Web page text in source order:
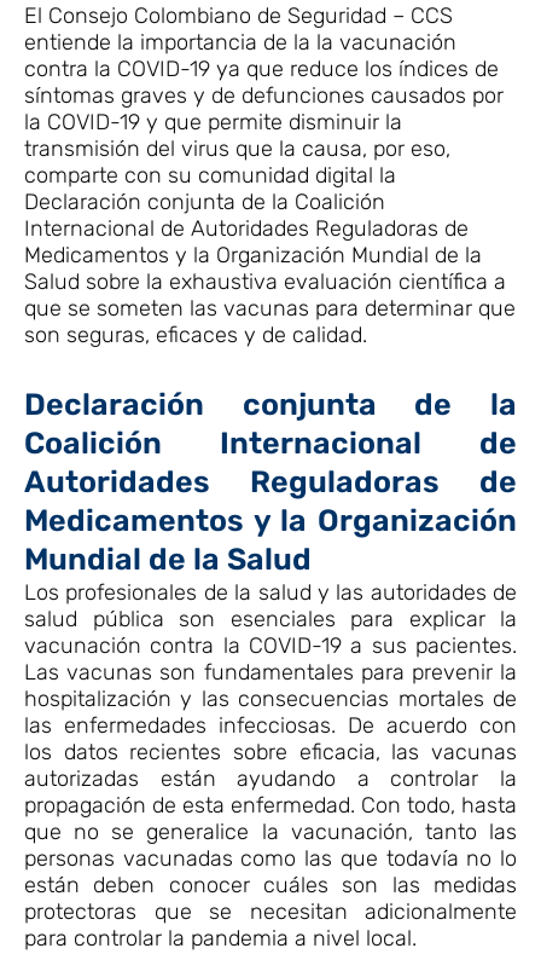
El Consejo Colombiano de Seguridad – CCS
entiende la importancia de la la vacunación
contra la COVID-19 ya que reduce los índices de
síntomas graves y de defunciones causados por
la COVID-19 y que permite disminuir la
transmisión del virus que la causa, por eso,
comparte con su comunidad digital la
Declaración conjunta de la Coalición
Internacional de Autoridades Reguladoras de
Medicamentos y la Organización Mundial de la
Salud sobre la exhaustiva evaluación científica a
que se someten las vacunas para determinar que
son seguras, eficaces y de calidad.
Declaración conjunta de la
Coalición Internacional de
Autoridades Reguladoras de
Medicamentos y la Organización
Mundial de la Salud
Los profesionales de la salud y las autoridades de
salud pública son esenciales para explicar la
vacunación contra la COVID-19 a sus pacientes.
Las vacunas son fundamentales para prevenir la
hospitalización y las consecuencias mortales de
las enfermedades infecciosas. De acuerdo con
los datos recientes sobre eficacia, las vacunas
autorizadas están ayudando a controlar la
propagación de esta enfermedad. Con todo, hasta
que no se generalice la vacunación, tanto las
personas vacunadas como las que todavía no lo
están deben conocer cuáles son las medidas
protectoras que se necesitan adicionalmente
para controlar la pandemia a nivel local.